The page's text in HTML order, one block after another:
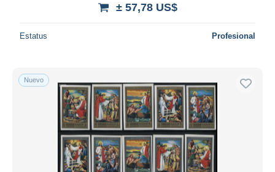
± 57,78 US$
Estatus Profesional
Nuevo